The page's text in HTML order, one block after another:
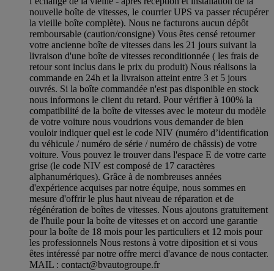
nouvelle boîte de vitesses, le courrier UPS va passer récupérer
la vieille boîte complète). Nous ne facturons aucun dépôt
remboursable (caution/consigne) Vous êtes censé retourner
votre ancienne boîte de vitesses dans les 21 jours suivant la
livraison d'une boîte de vitesses reconditionnée ( les frais de
retour sont inclus dans le prix du produit) Nous réalisons la
commande en 24h et la livraison atteint entre 3 et 5 jours
ouvrés. Si la boîte commandée n'est pas disponible en stock
nous informons le client du retard. Pour vérifier à 100% la
compatibilité de la boîte de vitesses avec le moteur du modèle
de votre voiture nous voudrions vous demander de bien
vouloir indiquer quel est le code NIV (numéro d’identification
du véhicule / numéro de série / numéro de châssis) de votre
voiture. Vous pouvez le trouver dans l'espace E de votre carte
grise (le code NIV est composé de 17 caractères
alphanumériques). Grâce à de nombreuses années
d'expérience acquises par notre équipe, nous sommes en
mesure d'offrir le plus haut niveau de réparation et de
régénération de boîtes de vitesses. Nous ajoutons gratuitement
de l'huile pour la boîte de vitesses et on accord une garantie
pour la boîte de 18 mois pour les particuliers et 12 mois pour
les professionnels Nous restons à votre diposition et si vous
êtes intéressé par notre offre merci d'avance de nous contacter.
MAIL : contact@bvautogroupe.fr